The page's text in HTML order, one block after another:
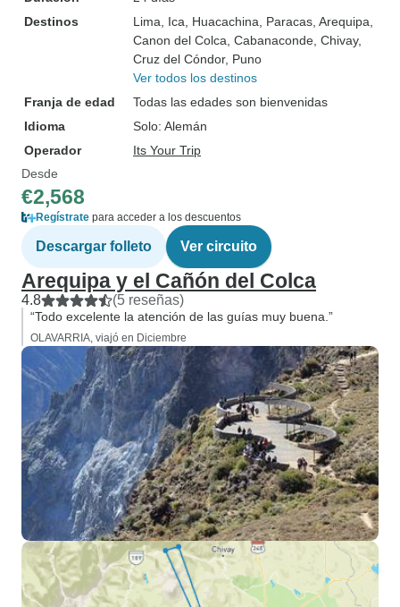
Destinos
Lima , Ica , Huacachina , Paracas , Arequipa
Canon del Colca , Cabanaconde , Chivay,
Cruz del Cóndor, Puno
Ver todos los destinos
Franja de edad
Todas las edades son bienvenidas
Idioma
Solo: Alemán
Operador
Its Your Trip
Desde
€2,568
Regístrate para acceder a los descuentos
Descargar folleto Ver circuito
Arequipa y el Cañón del Colca
4.8 (5 reseñas)
“Todo excelente la atención de las guías muy buena.”
OLAVARRIA, viajó en Diciembre